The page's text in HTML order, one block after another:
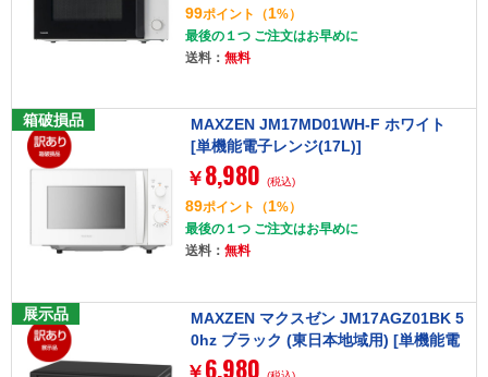
99ポイント （1%）
最後の１つ ご注文はお早めに
送料： 無料
箱破損品
MAXZEN JM17MD01WH-F ホワイト
[単機能電子レンジ(17L)]
￥ 8,980 (税込)
89ポイント （1%）
最後の１つ ご注文はお早めに
送料： 無料
展示品
MAXZEN マクスゼン JM17AGZ01BK 5
0hz ブラック (東日本地域用) [単機能電
子レンジ (17L)]
￥ 6,980